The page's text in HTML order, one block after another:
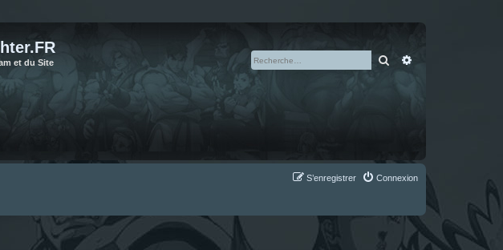
et du Site Rechercher
Connexion
S’enregistrer